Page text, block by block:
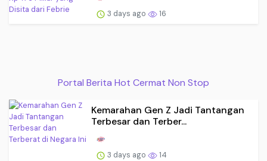
3 days ago 16
Portal Berita Hot Cermat Non Stop
Kemarahan Gen Z Jadi Tantangan
Terbesar dan Terber...
3 days ago 14